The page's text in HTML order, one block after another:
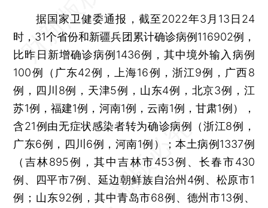
据国家卫健委通报，截至2022年3月13日24
时，31个省份和新疆兵团累计确诊病例116902例，
比昨日新增确诊病例1436例，其中境外输入病例
100例（广东42例，上海16例，浙江9例，广西8
例，四川8例，天津5例，山东4例，北京3例，江
苏1例，福建1例，河南1例，云南1例，甘肃1例），
含21例由无症状感染者转为确诊病例（浙江8例，
广东6例，四川6例，河南1例）；本土病例1337例
（吉林895例，其中吉林市453例、长春市430
例、四平市7例、延边朝鲜族自治州4例、松原市1
例；山东92例，其中青岛市68例、德州市13例、